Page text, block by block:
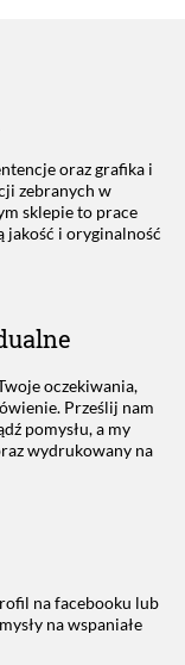
oraz grafika i
zebranych w
sklepie to prace
jakość i oryginalność
oczekiwania,
Prześlij nam
pomysłu, a my
wydrukowany na
na facebooku lub
na wspaniałe